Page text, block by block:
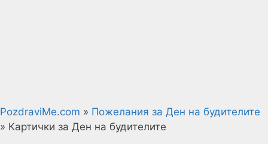
PozdraviMe.com » Пожелания за Ден на будителите
» Картички за Ден на будителите